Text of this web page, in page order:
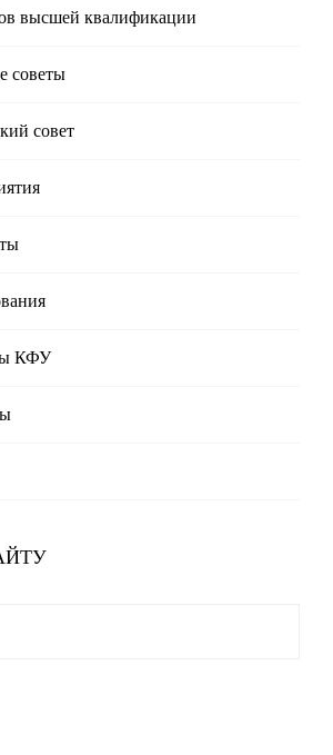
высшей квалификации
советы
совет
КФУ